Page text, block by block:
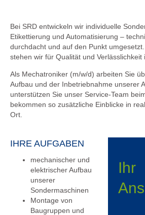
Bei SRD entwickeln wir individuelle
Etikettierung und Automatisierung –
durchdacht und auf den Punkt
stehen wir für Qualität und Verlässlichkeit
Als Mechatroniker (m/w/d) arbeiten Sie
Aufbau und der Inbetriebnahme unserer
unterstützen Sie unser Service-Team
bekommen so zusätzliche Einblicke in
Ort.
IHRE AUFGABEN
mechanischer und
elektrischer Aufbau
unserer
Sondermaschinen
Montage von
Baugruppen und
Ihr